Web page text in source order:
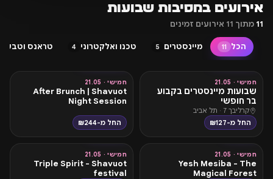
אירועים במסיבות שבועות
11 מתוך 11 אירועים זמינים
הכל 11 מיינסטרים 5 טכנו ואלקטרוני 4 טראנס וטבע
אלכוהול חופשי
חמישי · 21.05
שבועות מיינסטרים בקבוע
בר חופשי
קרליבך 7 · תל אביב
החל מ-₪127
חמישי · 21.05
After Brunch | Shavuot
Night Session
החל מ-₪244
מיינסטרים
חמישי · 21.05
Yesh Mesiba - The
Magical Forest
טראנס וטבע
חמישי · 21.05
Triple Spirit - Shavuot
festival